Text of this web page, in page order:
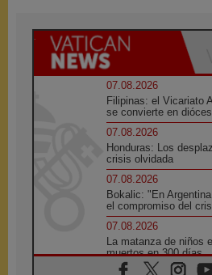
07.08.2026
Filipinas: el Vicariato
se convierte en
07.08.2026
Honduras: Los
crisis olvidada
07.08.2026
Bokalic: "En
el compromiso del
07.08.2026
La matanza de niños
muertos en 300 días